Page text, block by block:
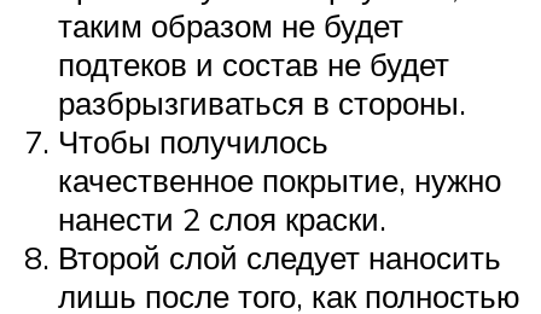
таким образом не будет
подтеков и состав не будет
разбрызгиваться в стороны.
Чтобы получилось
качественное покрытие, нужно
нанести 2 слоя краски.
Второй слой следует наносить
лишь после того, как полностью